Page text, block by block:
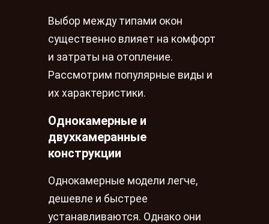
Выбор между типами окон
существенно влияет на комфорт
и затраты на отопление.
Рассмотрим популярные виды и
их характеристики.
Однокамерные и
двухкамеранные
конструкции
Однокамерные модели легче,
дешевле и быстрее
устанавливаются. Однако они